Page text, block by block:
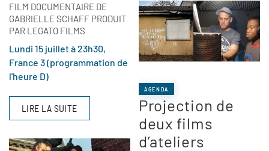
FILM DOCUMENTAIRE DE
GABRIELLE SCHAFF PRODUIT
PAR LEGATO FILMS
Lundi 15 juillet à 23h30,
France 3 (programmation de
l'heure D)
LIRE LA SUITE
AGENDA
Projection de
deux films
d’ateliers